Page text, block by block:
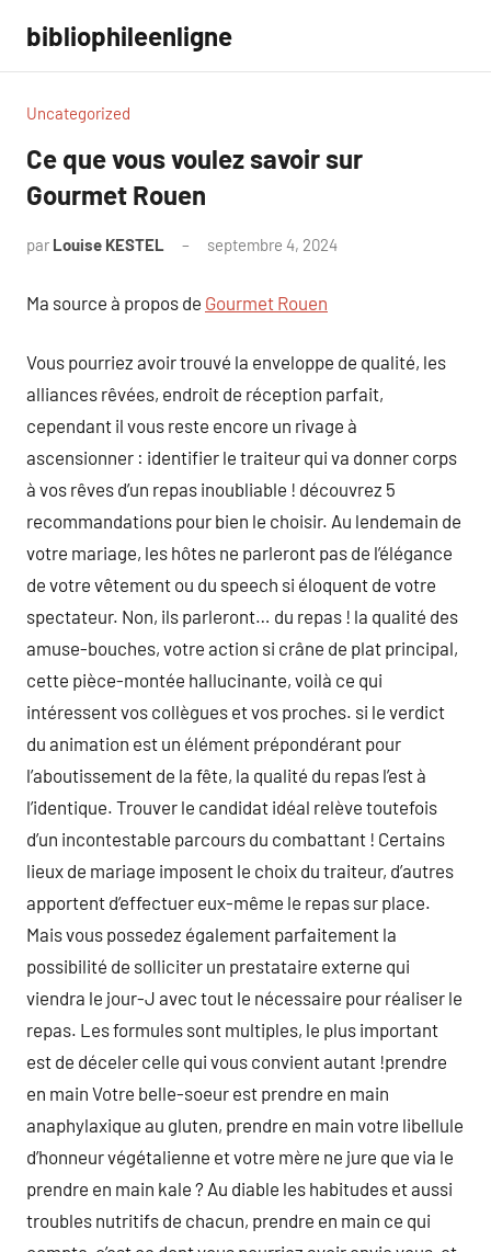
contenu
bibliophileenligne
Uncategorized
Ce que vous voulez savoir sur
Gourmet Rouen
par Louise KESTEL septembre 4, 2024
Ma source à propos de Gourmet Rouen
Vous pourriez avoir trouvé la enveloppe de qualité, les
alliances rêvées, endroit de réception parfait,
cependant il vous reste encore un rivage à
ascensionner : identifier le traiteur qui va donner corps
à vos rêves d’un repas inoubliable ! découvrez 5
recommandations pour bien le choisir. Au lendemain de
votre mariage, les hôtes ne parleront pas de l’élégance
de votre vêtement ou du speech si éloquent de votre
spectateur. Non, ils parleront… du repas ! la qualité des
amuse-bouches, votre action si crâne de plat principal,
cette pièce-montée hallucinante, voilà ce qui
intéressent vos collègues et vos proches. si le verdict
du animation est un élément prépondérant pour
l’aboutissement de la fête, la qualité du repas l’est à
l’identique. Trouver le candidat idéal relève toutefois
d’un incontestable parcours du combattant ! Certains
lieux de mariage imposent le choix du traiteur, d’autres
apportent d’effectuer eux-même le repas sur place.
Mais vous possedez également parfaitement la
possibilité de solliciter un prestataire externe qui
viendra le jour-J avec tout le nécessaire pour réaliser le
repas. Les formules sont multiples, le plus important
est de déceler celle qui vous convient autant !prendre
en main Votre belle-soeur est prendre en main
anaphylaxique au gluten, prendre en main votre libellule
d’honneur végétalienne et votre mère ne jure que via le
prendre en main kale ? Au diable les habitudes et aussi
troubles nutritifs de chacun, prendre en main ce qui